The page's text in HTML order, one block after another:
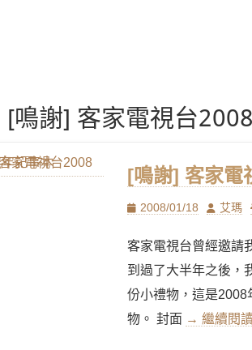
[鳴謝] 客家電視台
[鳴謝] 客家電
Posted
2008/01/18 Author
艾瑪
客家電視台曾經邀請
到過了大半年之後，
份小禮物，這是2008
物。 封面 → 繼續閱